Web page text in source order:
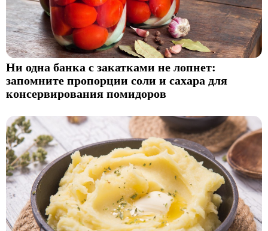
Ни одна банка с закатками не лопнет:
запомните пропорции соли и сахара для
консервирования помидоров